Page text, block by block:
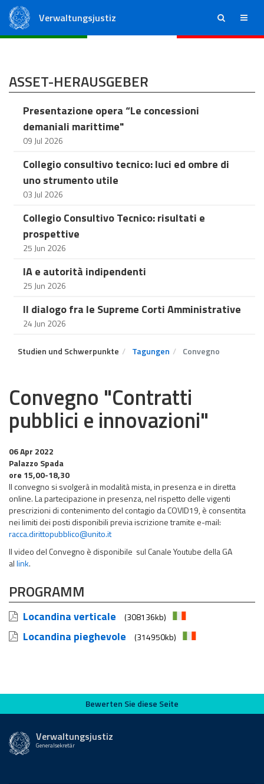
Verwaltungsjustiz ricerca menu
ASSET-HERAUSGEBER
Presentazione opera “Le concessioni
demaniali marittime"
09 Jul 2026
Collegio consultivo tecnico: luci ed ombre di
uno strumento utile
03 Jul 2026
Collegio Consultivo Tecnico: risultati e
prospettive
25 Jun 2026
IA e autorità indipendenti
25 Jun 2026
Il dialogo fra le Supreme Corti Amministrative
24 Jun 2026
Studien und Schwerpunkte Tagungen Convegno
Convegno "Contratti
pubblici e innovazioni"
06 Apr 2022
Palazzo Spada
ore 15,00-18,30
Il convegno si svolgerà in modalità mista, in presenza e in diretta
online. La partecipazione in presenza, nel rispetto delle vigenti
prescrizioni di contenimento del contagio da COVID19, è consentita
nei limiti dei posti disponibili previa iscrizione tramite e-mail:
racca.dirittopubblico@unito.it
Il video del Convegno è disponibile sul Canale Youtube della GA
allink.
PROGRAMM
Locandina verticale (308136kb)
Locandina pieghevole (314950kb)
Bewerten Sie diese Seite
Bewerten Sie diese Seite
Verwaltungsjustiz
Generalsekretär